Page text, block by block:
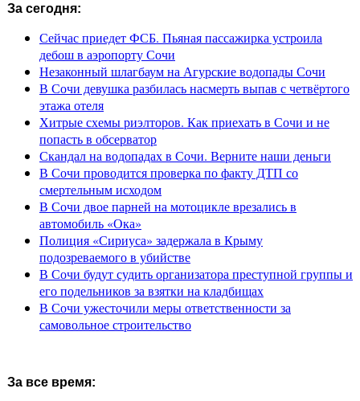
За сегодня:
Сейчас приедет ФСБ. Пьяная пассажирка устроила
дебош в аэропорту Сочи
Незаконный шлагбаум на Агурские водопады Сочи
В Сочи девушка разбилась насмерть выпав с четвёртого
этажа отеля
Хитрые схемы риэлторов. Как приехать в Сочи и не
попасть в обсерватор
Скандал на водопадах в Сочи. Верните наши деньги
В Сочи проводится проверка по факту ДТП со
смертельным исходом
В Сочи двое парней на мотоцикле врезались в
автомобиль «Ока»
Полиция «Сириуса» задержала в Крыму
подозреваемого в убийстве
В Сочи будут судить организатора преступной группы и
его подельников за взятки на кладбищах
В Сочи ужесточили меры ответственности за
самовольное строительство
За все время: